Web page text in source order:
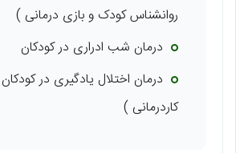
روانشناس کودک و بازی درمانی )
درمان شب ادراری در کودکان
درمان اختلال یادگیری در
کاردرمانی )